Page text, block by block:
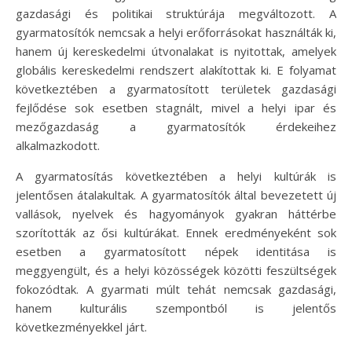
gazdasági és politikai struktúrája megváltozott. A
gyarmatosítók nemcsak a helyi erőforrásokat használták ki,
hanem új kereskedelmi útvonalakat is nyitottak, amelyek
globális kereskedelmi rendszert alakítottak ki. E folyamat
következtében a gyarmatosított területek gazdasági
fejlődése sok esetben stagnált, mivel a helyi ipar és
mezőgazdaság a gyarmatosítók érdekeihez
alkalmazkodott.
A gyarmatosítás következtében a helyi kultúrák is
jelentősen átalakultak. A gyarmatosítók által bevezetett új
vallások, nyelvek és hagyományok gyakran háttérbe
szorították az ősi kultúrákat. Ennek eredményeként sok
esetben a gyarmatosított népek identitása is
meggyengült, és a helyi közösségek közötti feszültségek
fokozódtak. A gyarmati múlt tehát nemcsak gazdasági,
hanem kulturális szempontból is jelentős
következményekkel járt.